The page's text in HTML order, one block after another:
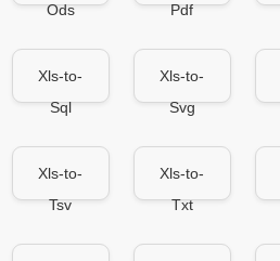
Ods
Pdf
Xls-to-
Sql
Xls-to-
Svg
Xls-to-
Tsv
Xls-to-
Txt